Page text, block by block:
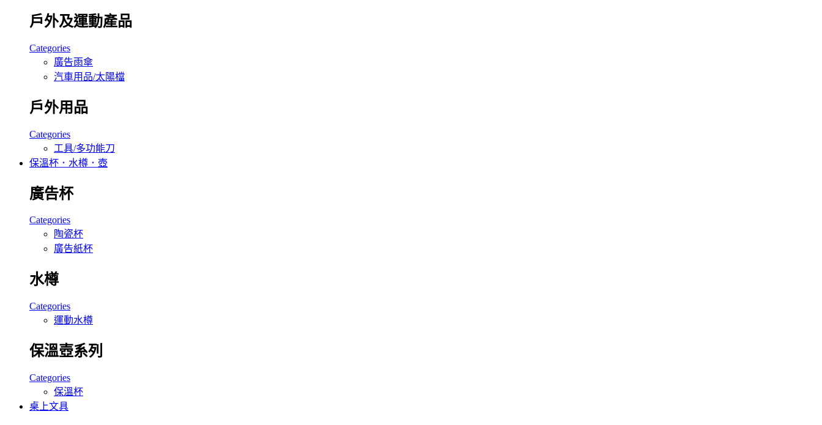
戶外及運動產品
Categories
廣告雨傘
汽車用品/太陽檔
戶外用品
Categories
工具/多功能刀
保溫杯．水樽．壺
廣告杯
Categories
陶瓷杯
廣告紙杯
水樽
Categories
運動水樽
保溫壺系列
Categories
保溫杯
桌上文具